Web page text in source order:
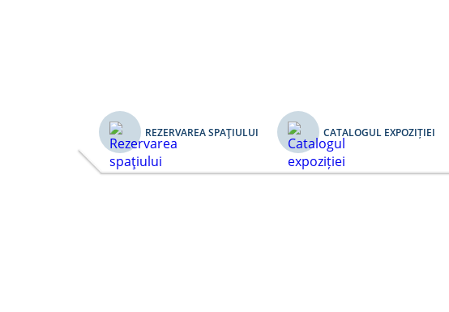
REZERVAREA SPAŢIULUI CATALOGUL EXPOZIȚIEI